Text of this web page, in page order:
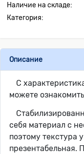
Наличие на складе:
Категория:
Описание
С
можете
себя материал с
поэтому текстура
презентабельная.